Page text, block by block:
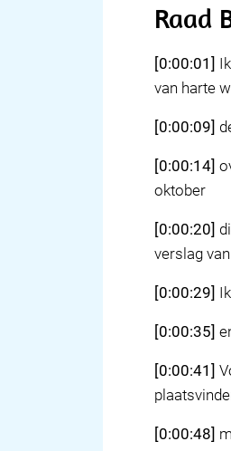
Raad
[0:00:01]
van harte
[0:00:09]
[0:00:14]
oktober
[0:00:20]
verslag
[0:00:29]
[0:00:35]
[0:00:41]
[0:00:48]